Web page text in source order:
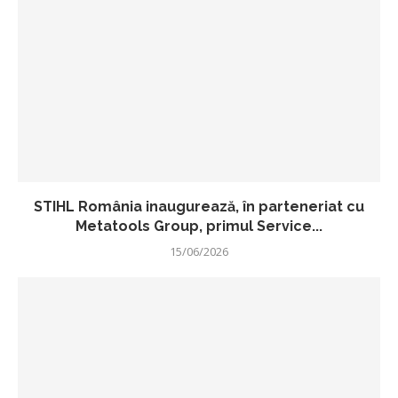
STIHL România inaugurează, în parteneriat cu
Metatools Group, primul Service...
15/06/2026